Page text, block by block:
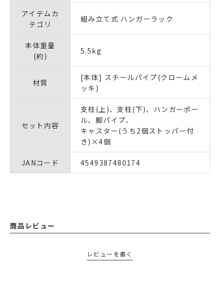
アイテムカ
テゴリ
組み立て式 ハンガーラック
本体重量
(約)
5.5kg
材質
[本体] スチールパイプ(クロームメ
ッキ)
セット内容
支柱(上)、支柱(下)、ハンガーポー
ル、脚パイプ、
キャスター(うち2個ストッパー付
き)×4個
JANコード 4549387480174
商品レビュー
レビューを書く